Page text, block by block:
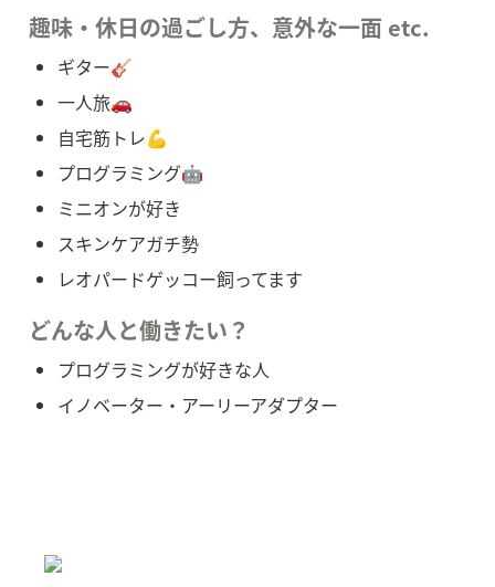
趣味・休日の過ごし方、意外な一面 etc.
ギター🎸
一人旅🚗
自宅筋トレ💪
プログラミング🤖
ミニオンが好き
スキンケアガチ勢
レオパードゲッコー飼ってます
どんな人と働きたい？
プログラミングが好きな人
イノベーター・アーリーアダプター